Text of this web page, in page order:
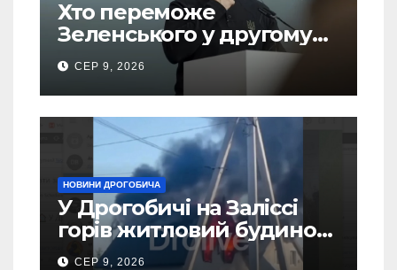
Хто переможе
Зеленського у другому
турі виборів президента
України – новий рейтинг
SOCIS
СЕР 9, 2026
НОВИНИ ДРОГОБИЧА
У Дрогобичі на Заліссі
горів житловий будинок
(Відео)
СЕР 9, 2026